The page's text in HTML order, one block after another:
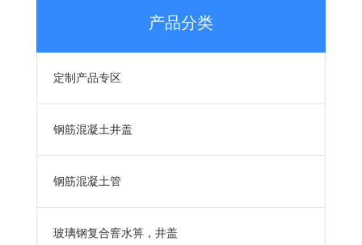
产品分类
定制产品专区
钢筋混凝土井盖
钢筋混凝土管
玻璃钢复合窨水箅，井盖